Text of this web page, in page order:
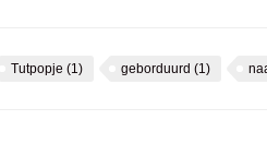
Tutpopje (1) geborduurd (1)